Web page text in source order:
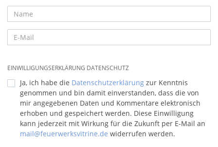
EINWILLIGUNGSERKLÄRUNG DATENSCHUTZ
Ja, ich habe die Datenschutzerklärung zur Kenntnis
genommen und bin damit einverstanden, dass die von
mir angegebenen Daten und Kommentare elektronisch
erhoben und gespeichert werden. Diese Einwilligung
kann jederzeit mit Wirkung für die Zukunft per E-Mail an
mail@feuerwerksvitrine.de widerrufen werden.